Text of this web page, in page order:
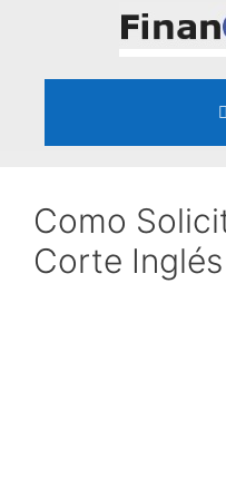
Como
Corte